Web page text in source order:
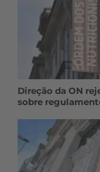
Direção da ON
sobre